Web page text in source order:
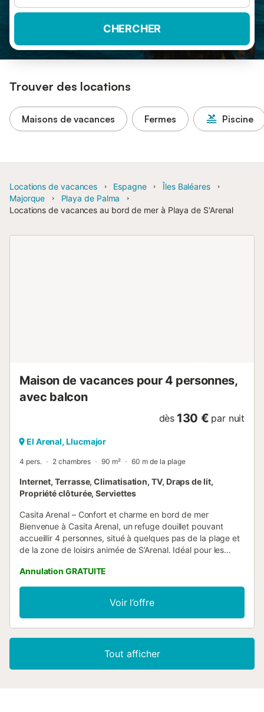
CHERCHER
Trouver des locations
Maisons de vacances Fermes Piscine
Locations de vacances Espagne
Îles Baléares
Majorque
Playa de Palma
Locations de vacances au bord de mer à Playa de S'Arenal
Maison de vacances pour 4 personnes,
avec balcon
dès 130 € par nuit
El Arenal, Llucmajor
4 pers. 2 chambres 90 m² 60 m de la plage
Internet, Terrasse, Climatisation, TV, Draps de lit,
Propriété clôturée, Serviettes
Casita Arenal – Confort et charme en bord de mer
Bienvenue à Casita Arenal, un refuge douillet pouvant
accueillir 4 personnes, situé à quelques pas de la plage et
de la zone de loisirs animée de S’Arenal. Idéal pour les
de la mer et de l'ambiance locale en tout confort. La
maison dispose de 2 chambres, 2 salles de bain complètes
(dont une en suite) et d'un salon-salle à manger lumineux
avec une cuisine entièrement équipée. Toutes les pièces
sont dotées de la climatisation réversible, garantissant un
du soleil pendant les soirées d'été. Son emplacement
privilégié permet d'accéder facilement à la plage, aux
Annulation GRATUITE
Voir l’offre
Tout afficher